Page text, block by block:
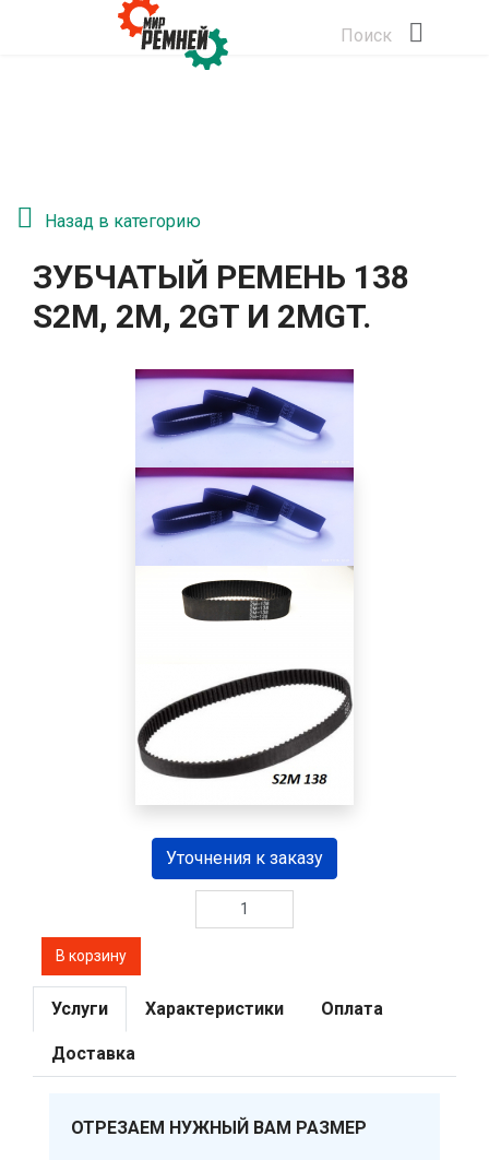
Поиск
Назад в категорию
ЗУБЧАТЫЙ РЕМЕНЬ 138
S2М, 2M, 2GT И 2MGT.
Уточнения к заказу
Услуги Характеристики Оплата
Доставка
ОТРЕЗАЕМ НУЖНЫЙ ВАМ РАЗМЕР